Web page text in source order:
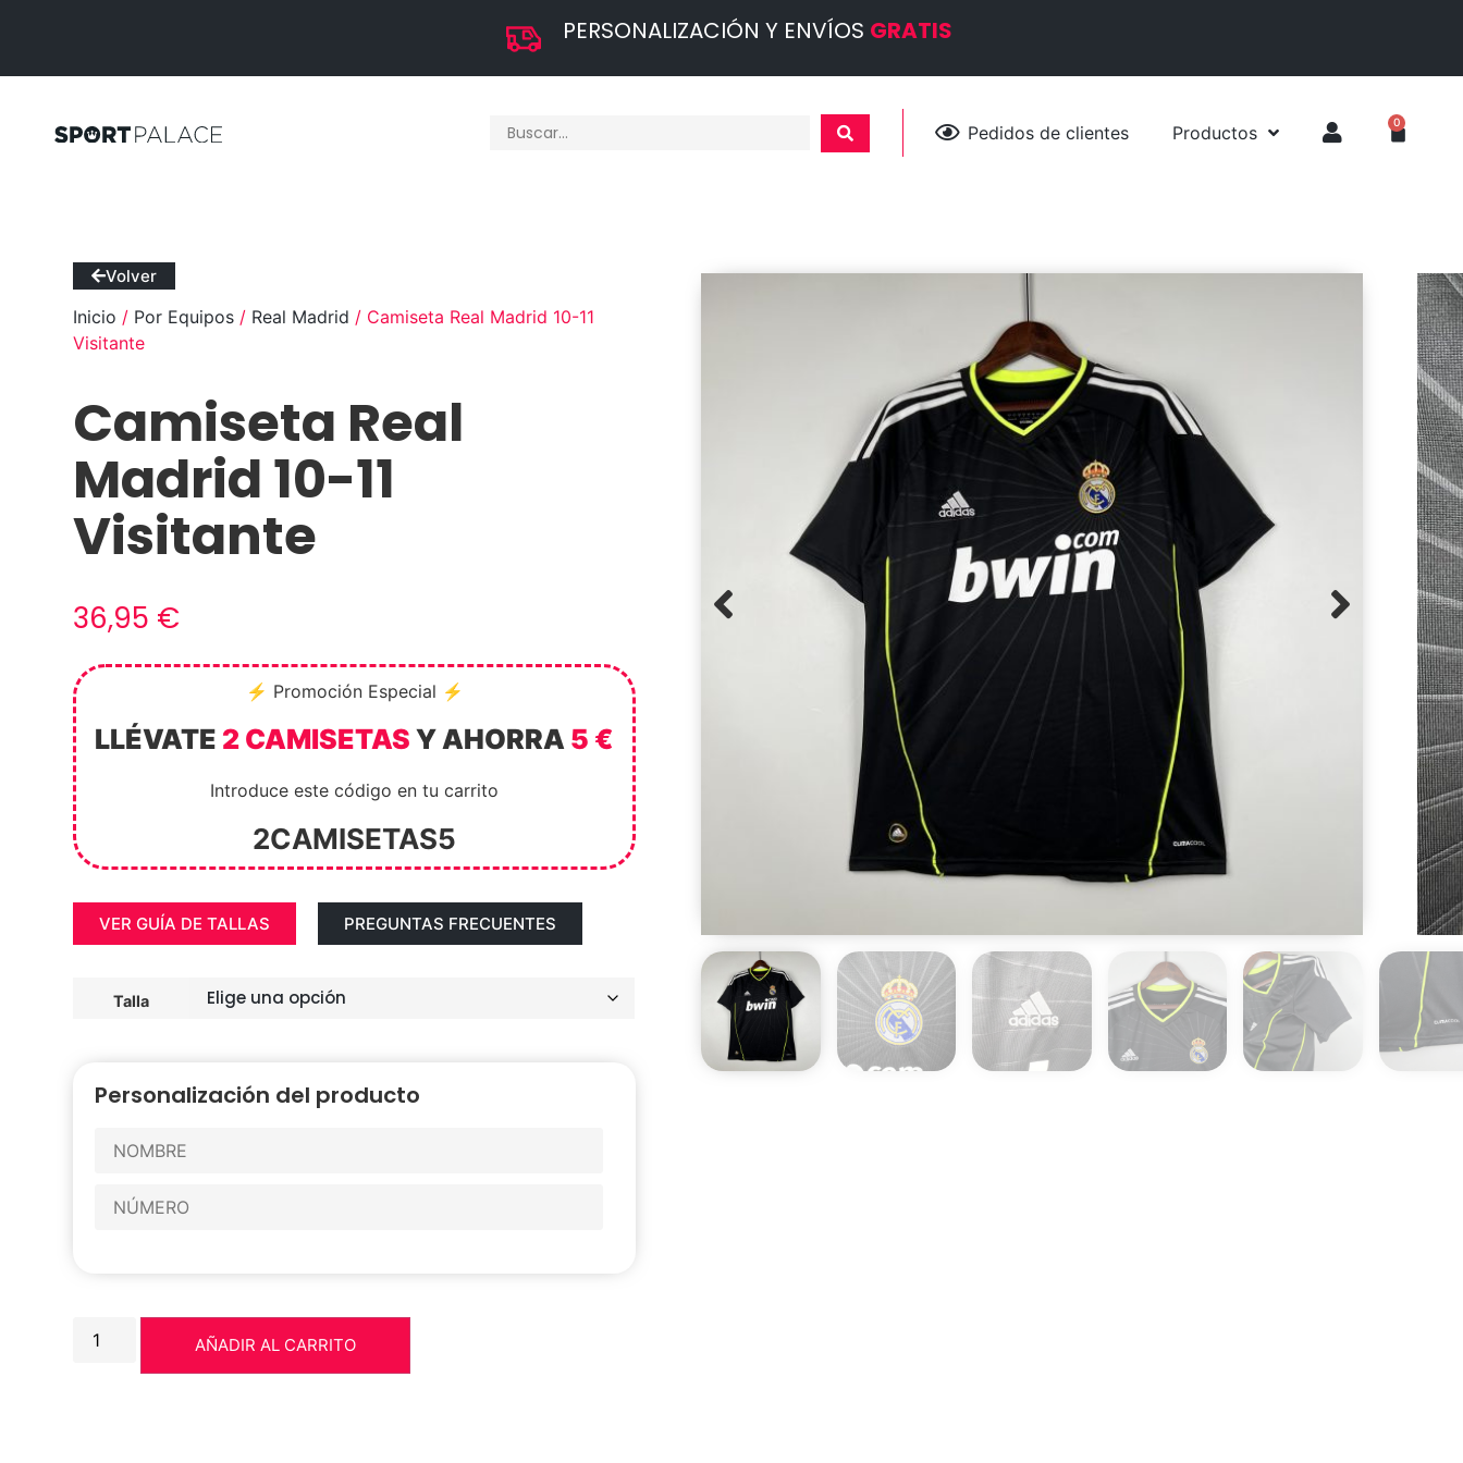
PERSONALIZACIÓN Y ENVÍOS GRATIS
Pedidos de clientes Productos 0
Volver
Inicio / Por Equipos / Real Madrid / Camiseta Real Madrid 10-11
Visitante
Camiseta Real
Madrid 10-11
Visitante
36,95 €
⚡ Promoción Especial ⚡
LLÉVATE 2 CAMISETAS Y AHORRA 5 €
Introduce este código en tu carrito
2CAMISETAS5
VER GUÍA DE TALLAS PREGUNTAS FRECUENTES
Talla
Personalización del producto
AÑADIR AL CARRITO